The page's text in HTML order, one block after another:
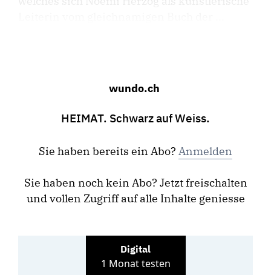
wundo.ch
HEIMAT. Schwarz auf Weiss.
Sie haben bereits ein Abo? Anmelden
Sie haben noch kein Abo? Jetzt freischalten
und vollen Zugriff auf alle Inhalte geniesse
Digital
1 Monat testen